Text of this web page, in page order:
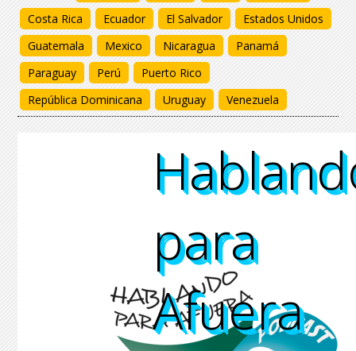
Costa Rica
Ecuador El Salvador
Estados Unidos
Guatemala
Mexico Nicaragua
Panamá
Paraguay
Perú
Puerto Rico
República Dominicana
Uruguay Venezuela
para
Afuera
para
Afuera
para
Afuera
para
Afuera